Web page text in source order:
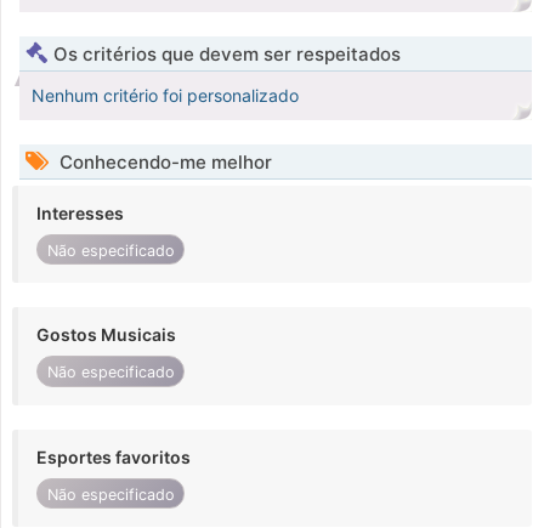
Os critérios que devem ser respeitados
Nenhum critério foi personalizado
Conhecendo-me melhor
Interesses
Não especificado
Gostos Musicais
Não especificado
Esportes favoritos
Não especificado